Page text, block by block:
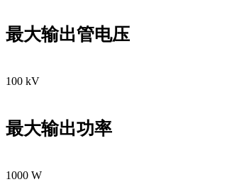
最大输出管电压
100 kV
最大输出功率
1000 W